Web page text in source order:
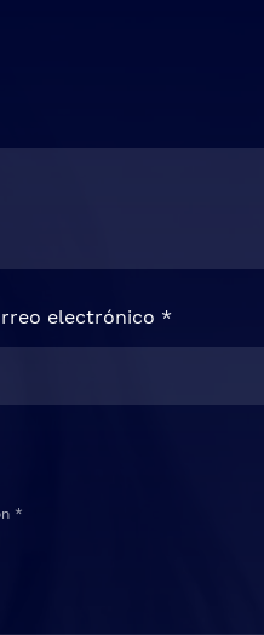
*
electrónico *